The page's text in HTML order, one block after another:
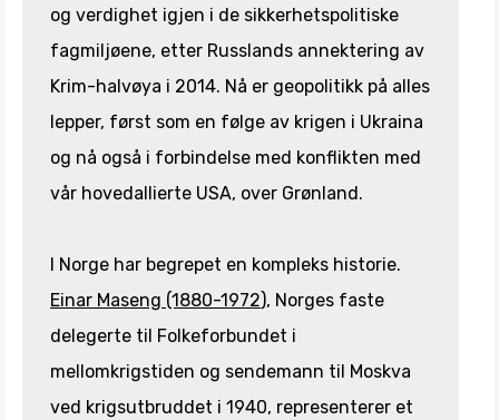
og verdighet igjen i de sikkerhetspolitiske
fagmiljøene, etter Russlands annektering av
Krim-halvøya i 2014. Nå er geopolitikk på alles
lepper, først som en følge av krigen i Ukraina
og nå også i forbindelse med konflikten med
vår hovedallierte USA, over Grønland.
I Norge har begrepet en kompleks historie.
Einar Maseng (1880-1972), Norges faste
delegerte til Folkeforbundet i
mellomkrigstiden og sendemann til Moskva
ved krigsutbruddet i 1940, representerer et